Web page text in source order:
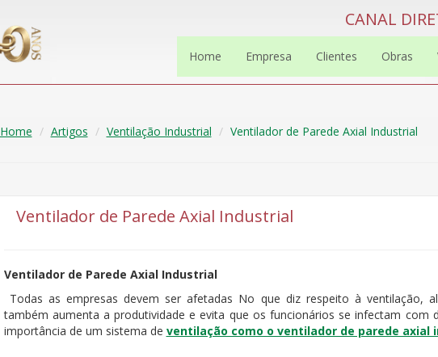
CANAL
Home Empresa Clientes Obras
Home Artigos Ventilação Industrial Ventilador de Parede Axial Industrial
Ventilador de Parede Axial Industrial
Ventilador de Parede Axial Industrial
Todas as empresas devem ser afetadas No que diz respeito à ventilação,
também aumenta a produtividade e evita que os funcionários se infectam com
importância de um sistema de ventilação como o ventilador de parede axial